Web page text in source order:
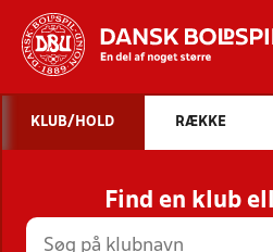
STILLINGER,
HOLD
KLUB/HOLD RÆKKE
Find en klub